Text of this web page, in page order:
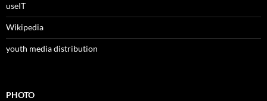
useIT
Wikipedia
youth media distribution
PHOTO